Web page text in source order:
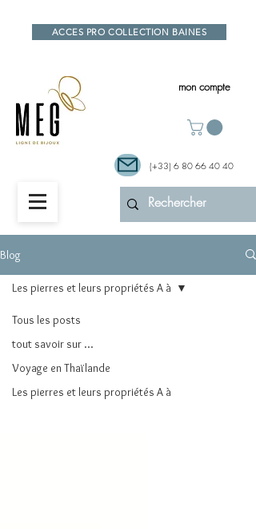
ACCES PRO COLLECTION BAINES
mon compte
(+33) 6 80 66 40 40
Blog
Tous les posts
tout savoir sur ...
Voyage en Thaïlande
Les pierres et leurs propriétés A à
Les pierres et leurs propriétés A à